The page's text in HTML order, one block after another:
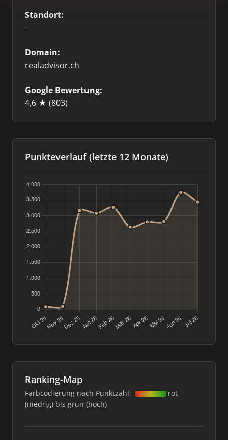
Standort:
-
Domain:
realadvisor.ch
Google Bewertung:
4,6 ★ (803)
Punkteverlauf (letzte 12 Monate)
Ranking-Map
Farbcodierung nach Punktzahl:
rot
(niedrig) bis grün (hoch)